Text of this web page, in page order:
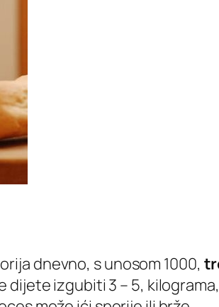
dnevno, s unosom 1000,
izgubiti 3 – 5,